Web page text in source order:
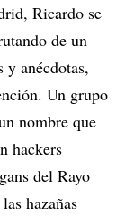
Ricardo se
de un
anécdotas,
Un grupo
nombre que
hackers
del Rayo
hazañas